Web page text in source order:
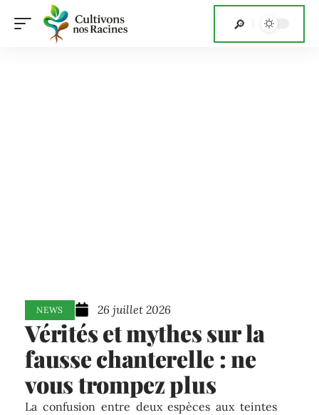
NEWS 26 juillet 2026
Vérités et mythes sur la
fausse chanterelle : ne
vous trompez plus
La confusion entre deux espèces aux teintes